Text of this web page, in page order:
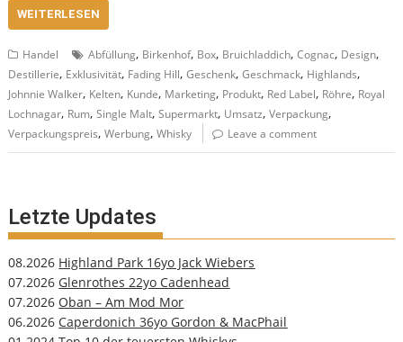
WEITERLESEN
Handel Abfüllung, Birkenhof, Box, Bruichladdich,Cognac, Design,
Destillerie, Exklusivität, Fading Hill,Geschenk,Geschmack, Highlands,
Johnnie Walker, Kelten, Kunde, Marketing, Produkt, Red Label, Röhre, Royal
Lochnagar, Rum,Single Malt,Supermarkt, Umsatz,Verpackung,
Verpackungspreis,Werbung,Whisky Leave a comment
Letzte Updates
08.2026 Highland Park 16yo Jack Wiebers
07.2026 Glenrothes 22yo Cadenhead
07.2026 Oban – Am Mod Mor
06.2026 Caperdonich 36yo Gordon & MacPhail